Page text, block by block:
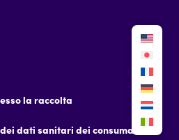
la raccolta
dati sanitari dei consumatori